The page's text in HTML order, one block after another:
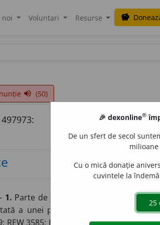
noi Voluntari Resurse savings
volume_up (50)
1. Parte de jos a unui obiect. – Parte
a unei perspective.
Taler de
3585; DAR),
alb. funt(Meyer
🎉 dexonline®
De un sfert de secol
Cu o mică donație
cuvintele la